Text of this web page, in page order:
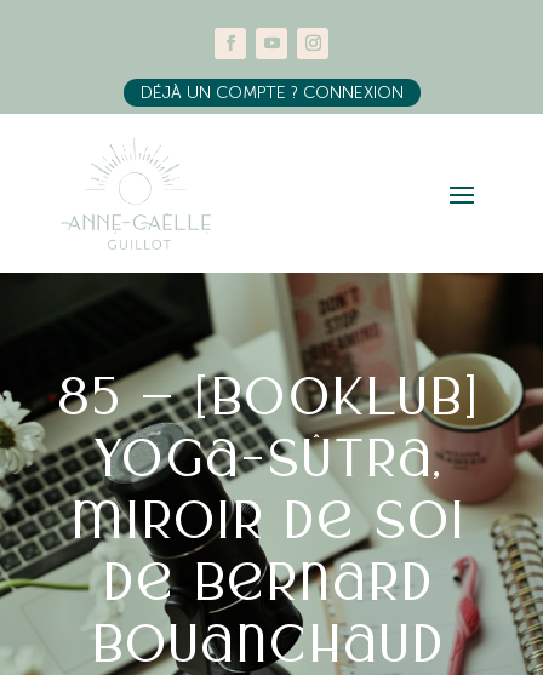
DÉJÀ UN COMPTE ? CONNEXION
85 – [Booklub]
Yoga-Sûtra,
miroir de soi
de Bernard
Bouanchaud